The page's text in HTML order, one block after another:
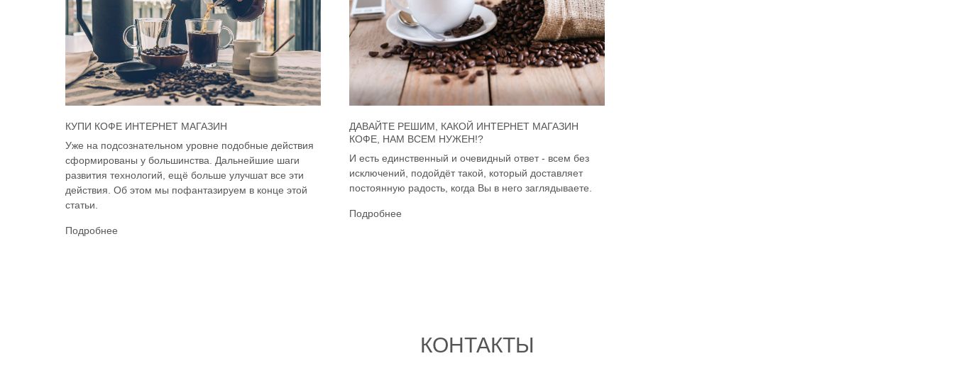
КУПИ КОФЕ ИНТЕРНЕТ МАГАЗИН
Уже на подсознательном уровне подобные действия
сформированы у большинства. Дальнейшие шаги
развития технологий, ещё больше улучшат все эти
действия. Об этом мы пофантазируем в конце этой
статьи.
Подробнее
ДАВАЙТЕ РЕШИМ, КАКОЙ ИНТЕРНЕТ МАГАЗИН
КОФЕ, НАМ ВСЕМ НУЖЕН!?
И есть единственный и очевидный ответ - всем без
исключений, подойдёт такой, который доставляет
постоянную радость, когда Вы в него заглядываете.
Подробнее
КОНТАКТЫ